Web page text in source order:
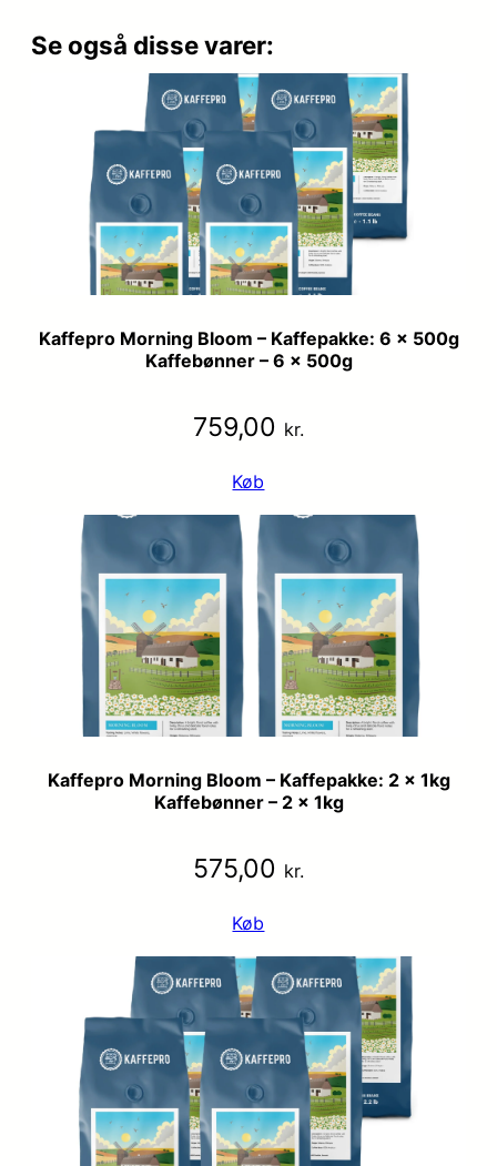
Se også disse varer:
Kaffepro Morning Bloom – Kaffepakke: 6 x 500g
Kaffebønner – 6 x 500g
759,00 kr.
Køb
Kaffepro Morning Bloom – Kaffepakke: 2 x 1kg
Kaffebønner – 2 x 1kg
575,00 kr.
Køb